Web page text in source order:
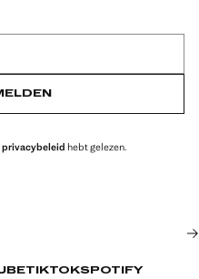
privacybeleid hebt gelezen.
TIKTOKSPOTIFY